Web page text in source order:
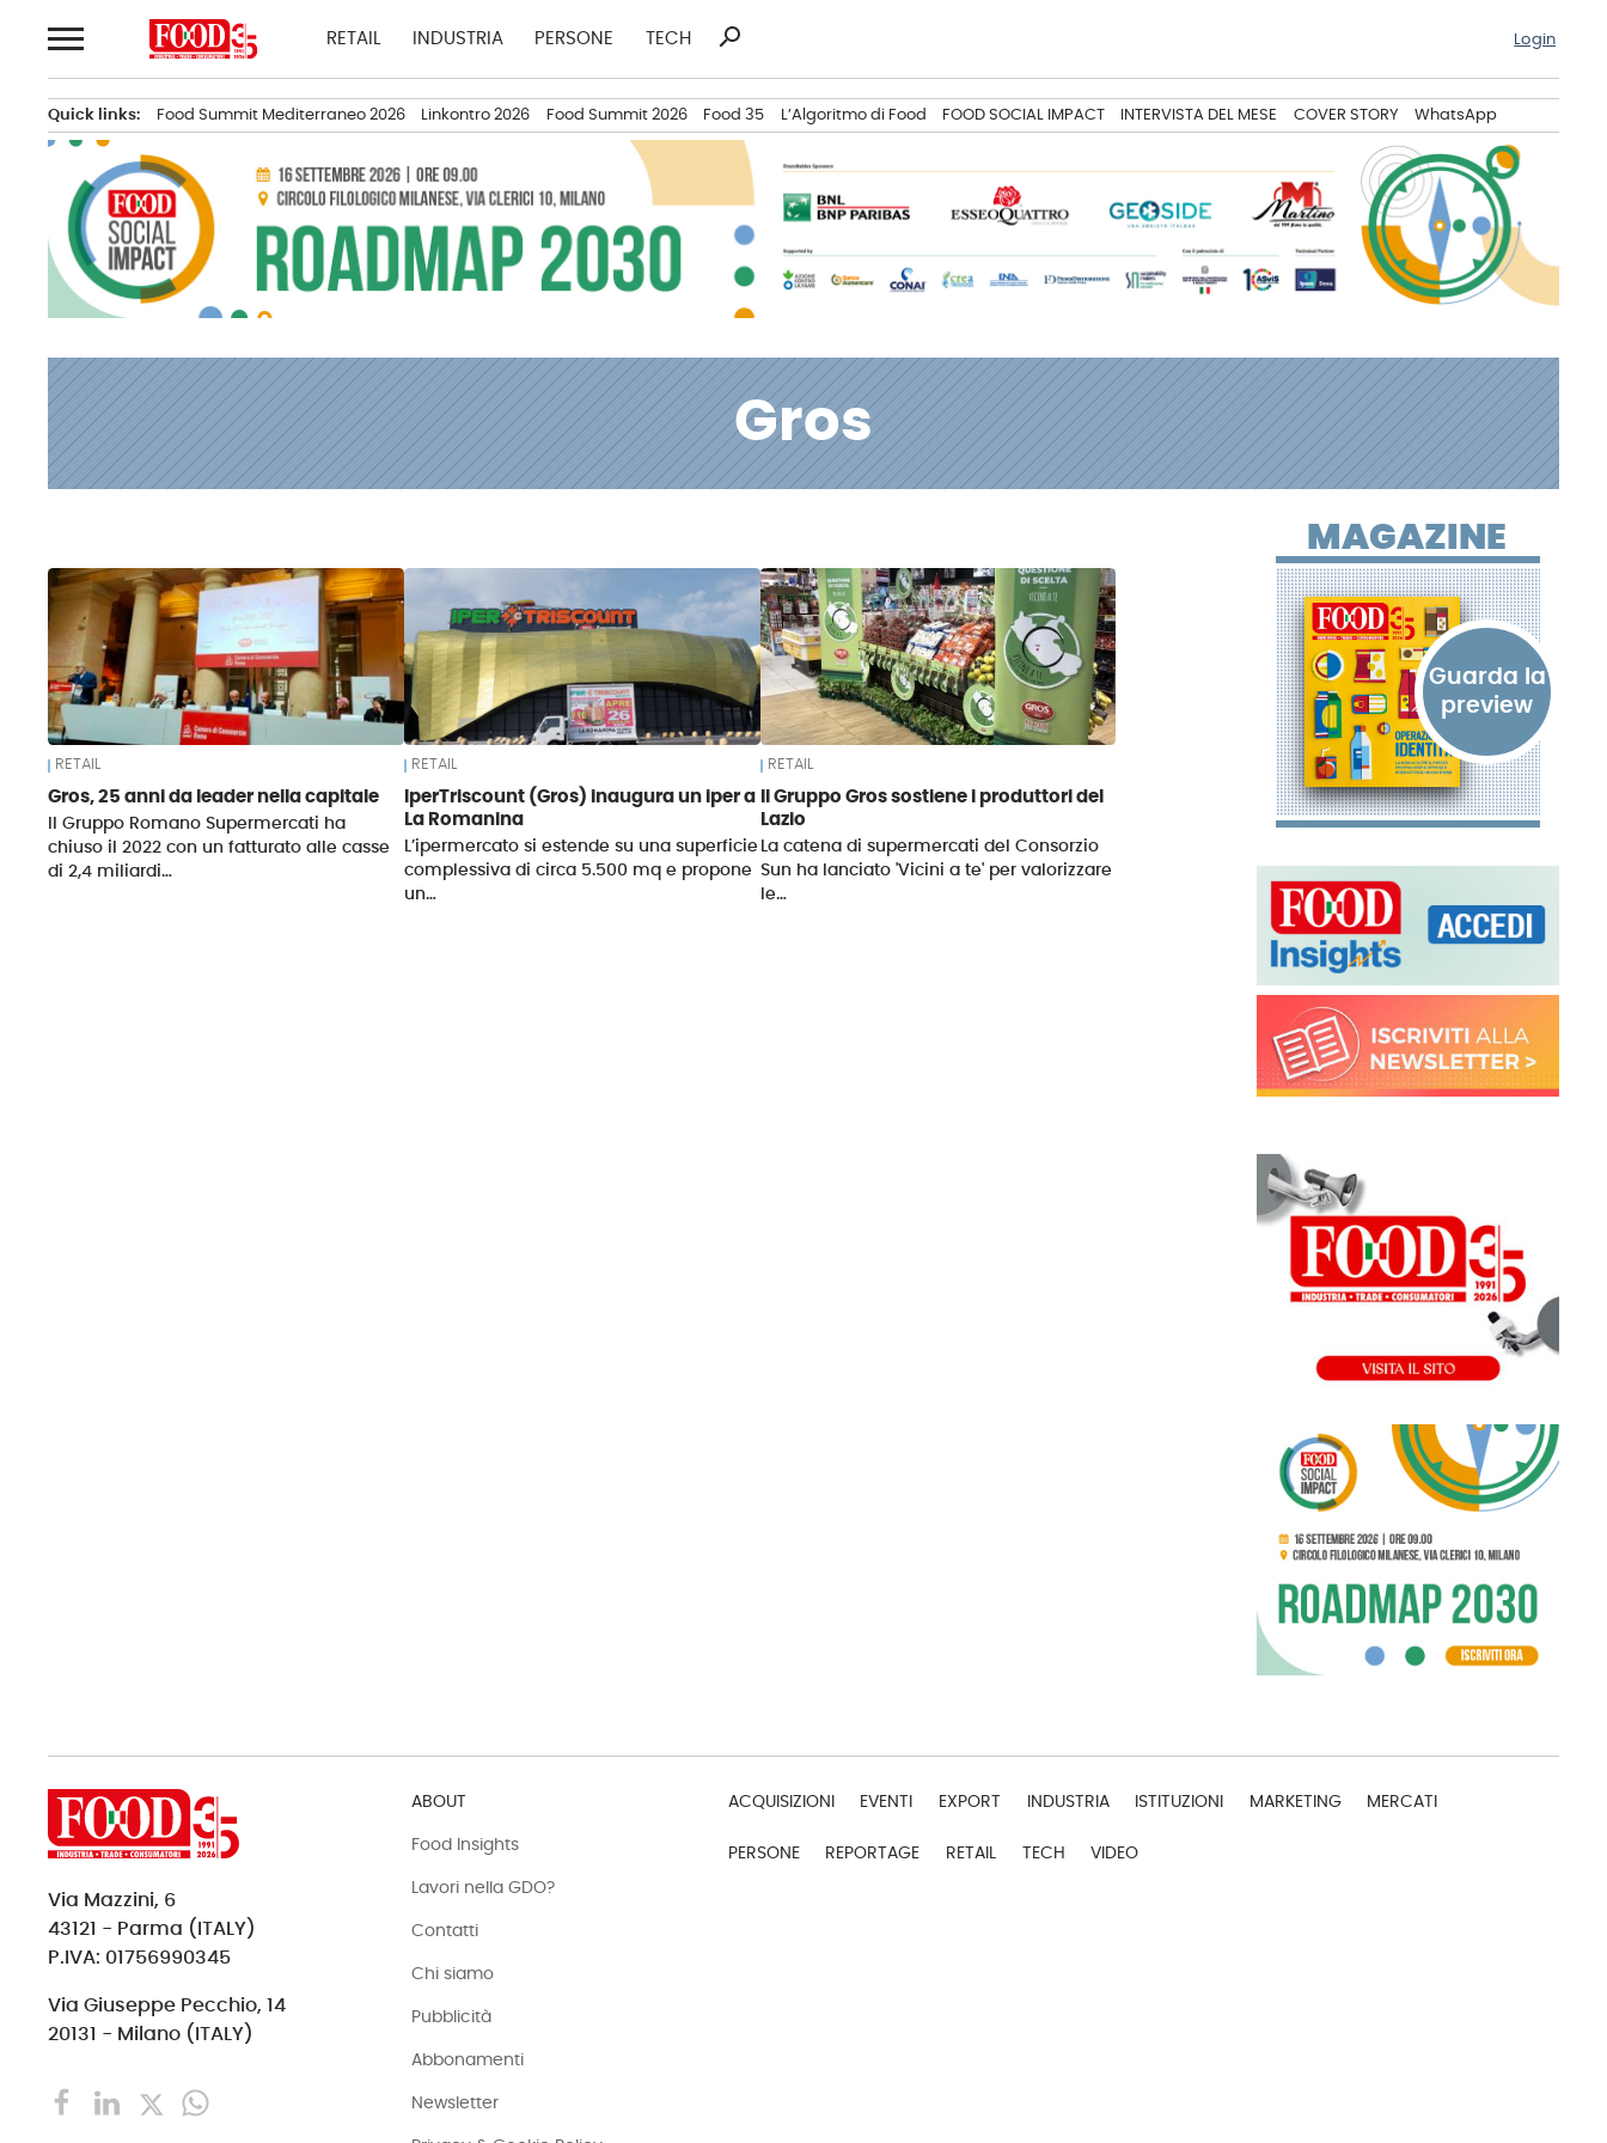
al
RETAIL INDUSTRIA PERSONE TECH
Ricerca
search Login
Quick links: Food Summit Mediterraneo 2026 Linkontro 2026 Food Summit 2026 Food 35 L’Algoritmo di Food FOOD SOCIAL IMPACT INTERVISTA DEL MESE COVER STORY WhatsApp
Gros
News
RETAIL
Gros, 25 anni da leader nella capitale
Il Gruppo Romano Supermercati ha
chiuso il 2022 con un fatturato alle casse
di 2,4 miliardi…
RETAIL
IperTriscount (Gros) inaugura un iper a
La Romanina
L’ipermercato si estende su una superficie
complessiva di circa 5.500 mq e propone
un…
RETAIL
Il Gruppo Gros sostiene i produttori del
Lazio
La catena di supermercati del Consorzio
Sun ha lanciato 'Vicini a te' per valorizzare
le…
MAGAZINE
Via Mazzini, 6
43121 - Parma (ITALY)
P.IVA: 01756990345
Via Giuseppe Pecchio, 14
20131 - Milano (ITALY)
ABOUT
Food Insights
Lavori nella GDO?
Contatti
Chi siamo
Pubblicità
Abbonamenti
Newsletter
ACQUISIZIONI EVENTI EXPORT INDUSTRIA ISTITUZIONI MARKETING MERCATI
PERSONE REPORTAGE RETAIL TECH VIDEO